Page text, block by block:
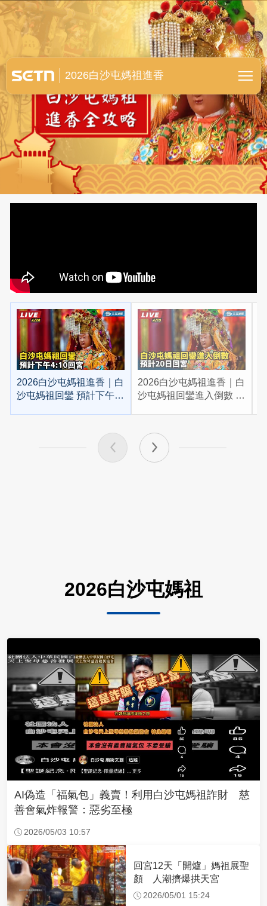
白沙屯媽祖進香全紀錄
2026白沙屯媽祖進香
2026白沙屯媽祖進香｜白
沙屯媽祖回鑾 預計下午
2026白沙屯媽祖進香｜白
沙屯媽祖回鑾進入倒數 預
2026白沙屯媽祖
AI偽造「福氣包」義賣！利用白沙屯媽祖詐財 慈
善會氣炸報警：惡劣至極
2026/05/03 10:57
回宮12天「開爐」媽祖展聖
顏 人潮擠爆拱天宮
2026/05/01 15:24